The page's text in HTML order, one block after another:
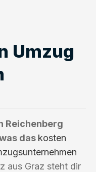
Umzug
Reichenberg
das kosten
aus Graz steht dir